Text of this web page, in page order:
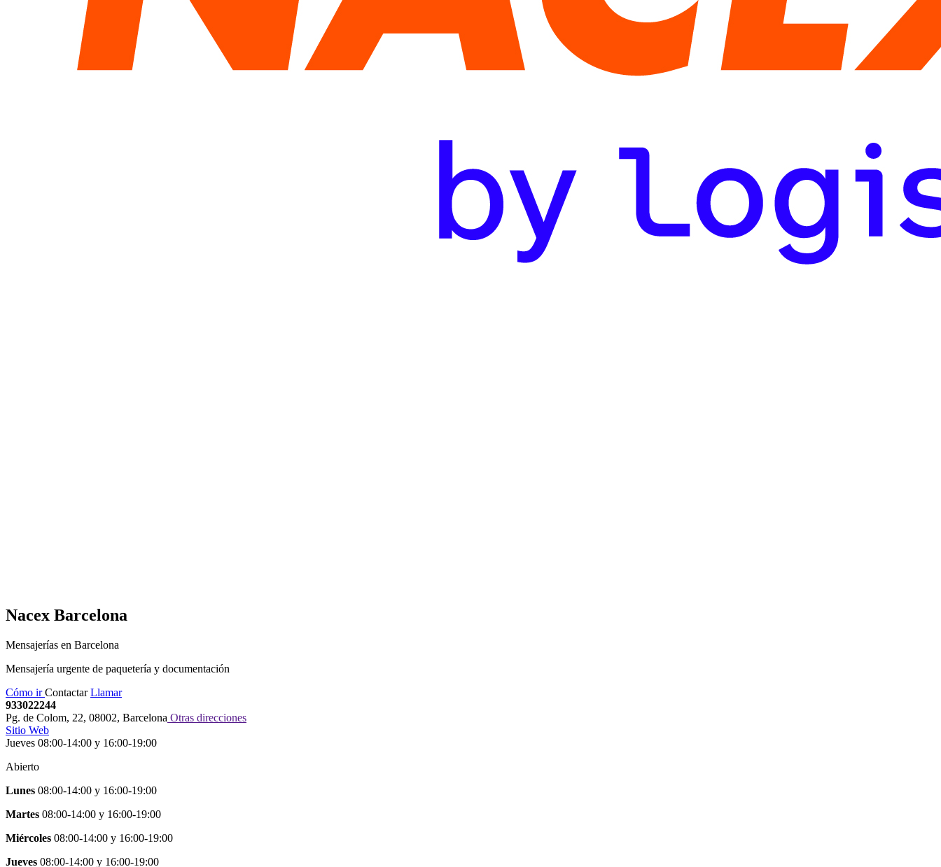
Nacex Barcelona
Mensajerías en Barcelona
Mensajería urgente de paquetería y documentación
Cómo irContactarLlamar
933022244
Pg. de Colom, 22, 08002, Barcelona Otras direcciones
Sitio Web
Jueves 08:00-14:00 y 16:00-19:00
Abierto
Lunes 08:00-14:00 y 16:00-19:00
Martes 08:00-14:00 y 16:00-19:00
Miércoles 08:00-14:00 y 16:00-19:00
Jueves 08:00-14:00 y 16:00-19:00